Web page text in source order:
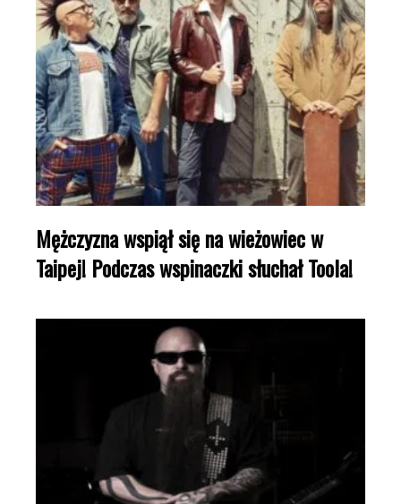
Mężczyzna wspiął się na wieżowiec w
Taipej! Podczas wspinaczki słuchał Toola!